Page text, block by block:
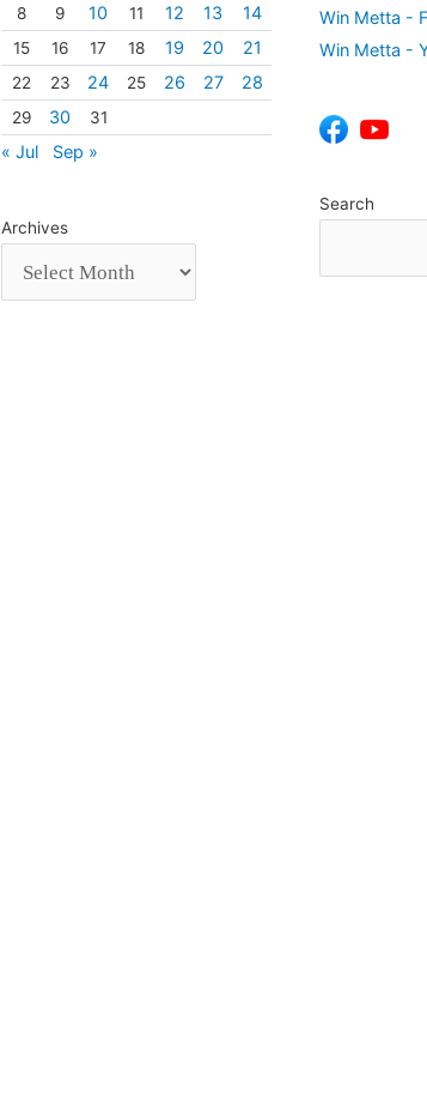
8 9 10 11 12 13 14
15 16 17 18 19 20 21
22 23 24 25 26 27 28
29 30 31
« Jul Sep »
Archives
Win Metta -
Win Metta -
Search